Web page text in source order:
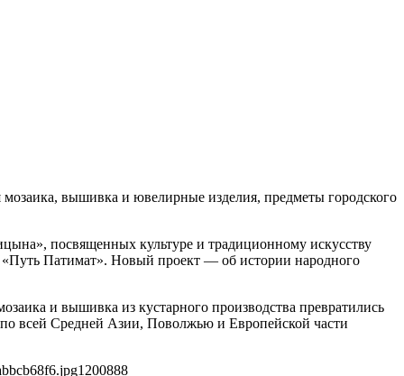
вышивка и ювелирные изделия, предметы городского
посвященных культуре и традиционному искусству
«Путь Патимат». Новый проект — об истории народного
и вышивка из кустарного производства превратились
всей Средней Азии, Поволжью и Европейской части
1200888